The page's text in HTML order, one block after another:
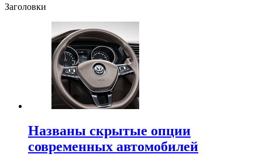
Заголовки
Названы скрытые опции
современных автомобилей